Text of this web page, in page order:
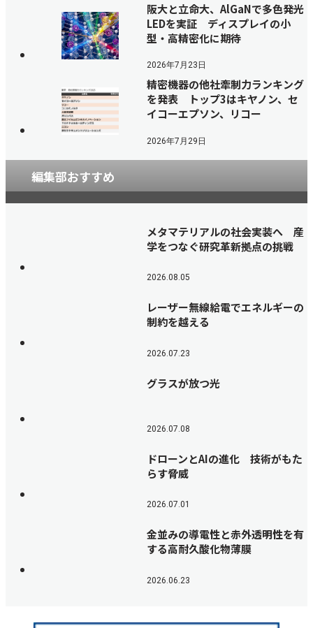
阪大と立命大、AlGaNで多色発光
LEDを実証 ディスプレイの小
型・高精密化に期待
2026年7月23日
精密機器の他社牽制力ランキング
を発表 トップ3はキヤノン、セ
イコーエプソン、リコー
2026年7月29日
編集部おすすめ
メタマテリアルの社会実装へ 産
学をつなぐ研究革新拠点の挑戦
2026.08.05
レーザー無線給電でエネルギーの
制約を越える
2026.07.23
グラスが放つ光
2026.07.08
ドローンとAIの進化 技術がもた
らす脅威
2026.07.01
金並みの導電性と赤外透明性を有
する高耐久酸化物薄膜
2026.06.23